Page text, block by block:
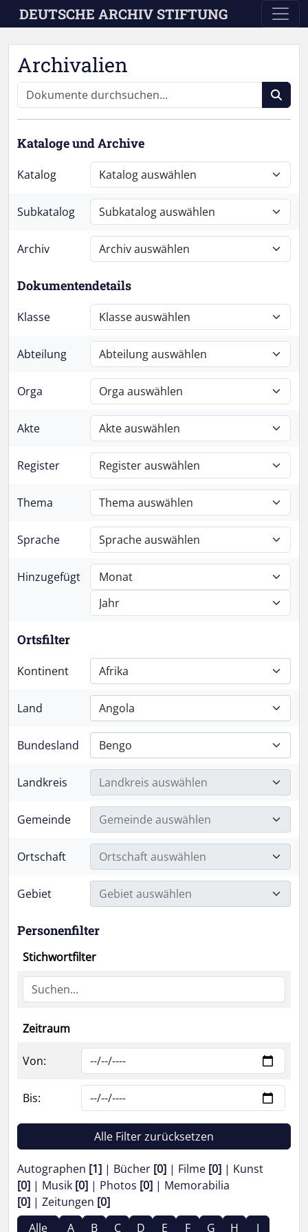
Skip to main content
DEUTSCHE ARCHIV STIFTUNG
Archivalien
Kataloge und Archive
Katalog
Subkatalog
Archiv
Dokumentendetails
Klasse
Abteilung
Orga
Akte
Register
Thema
Sprache
Hinzugefügt
Ortsfilter
Kontinent Afrika
Land Angola
Bundesland Bengo
Landkreis Landkreis auswählen
Gemeinde Gemeinde auswählen
Ortschaft Ortschaft auswählen
Gebiet Gebiet auswählen
Personenfilter
Stichwortfilter
Zeitraum
Von:
Bis:
Alle Filter zurücksetzen
Autographen [1] Bücher [0] Filme [0]
Kunst
[0]
Musik [0] Photos [0]
Memorabilia
[0]
Zeitungen [0]
Alle
A B C D E F G H I